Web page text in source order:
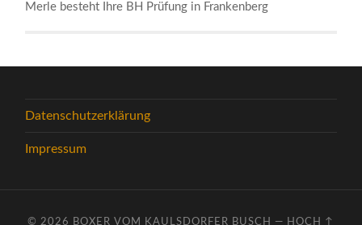
Merle besteht Ihre BH Prüfung in Frankenberg
Datenschutzerklärung
Impressum
© 2026 BOXER VOM KAULSDORFER BUSCH — HOCH ↑